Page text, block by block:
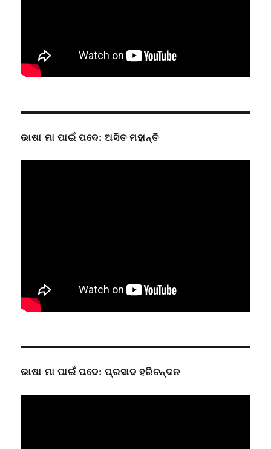
ଭାଷା ମା ପାଇଁ ପଦେ: ଅସିତ ମହାନ୍ତି
ଭାଷା ମା ପାଇଁ ପଦେ: ପ୍ରସାଦ ହରିଚନ୍ଦନ